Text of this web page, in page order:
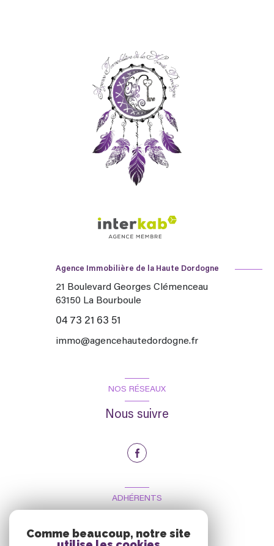
Agence Immobilière de la Haute Dordogne
21 Boulevard Georges Clémenceau
63150 La Bourboule
04 73 21 63 51
immo@agencehautedordogne.fr
NOS RÉSEAUX
Nous suivre
ADHÉRENTS
Comme beaucoup, notre site